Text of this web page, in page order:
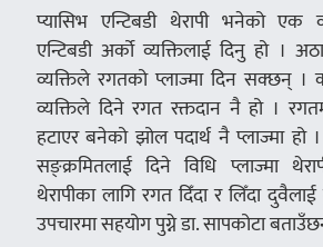
प्यासिभ एन्टिबडी थेरापी भनेको एक
एन्टिबडी अर्को व्यक्तिलाई दिनु हो ।
व्यक्तिले रगतको प्लाज्मा दिन सक्छन् ।
व्यक्तिले दिने रगत रक्तदान नै हो ।
हटाएर बनेको झोल पदार्थ नै प्लाज्मा हो
सङ्क्रमितलाई दिने विधि प्लाज्मा
थेरापीका लागि रगत दिँदा र लिँदा
उपचारमा सहयोग पुग्ने डा. सापकोटा